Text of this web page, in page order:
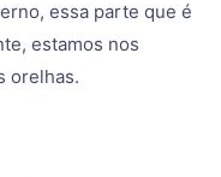
essa parte que é
estamos nos
orelhas.